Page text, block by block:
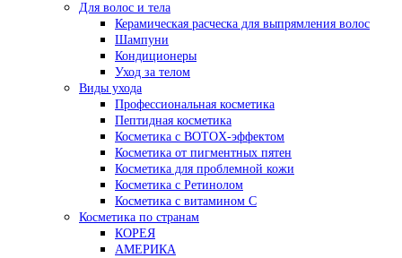
Для волос и тела
Керамическая расческа для выпрямления волос
Шампуни
Кондиционеры
Уход за телом
Виды ухода
Профессиональная косметика
Пептидная косметика
Косметика с BOTOX-эффектом
Косметика от пигментных пятен
Косметика для проблемной кожи
Косметика с Ретинолом
Косметика с витамином С
Косметика по странам
КОРЕЯ
АМЕРИКА